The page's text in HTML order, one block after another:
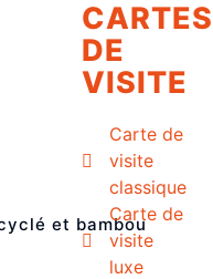
CARTES
DE
VISITE
Carte de
visite
classique
Carte de
visite
luxe
et bambou